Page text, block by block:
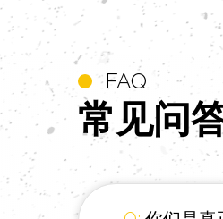
FAQ
常见问